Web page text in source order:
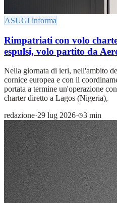
ASUGI informa
Rimpatriati con volo
espulsi, volo partito da
Nella giornata di ieri, nell'ambito
cornice europea e con il
portata a termine un'operazione
charter diretto a Lagos (Nigeria),
redazione·29 lug 2026· 3 min